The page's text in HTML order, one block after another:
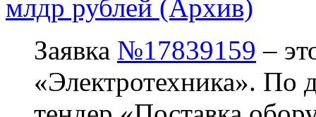
млдр рублей (Архив)
Заявка №17839159 –
«Электротехника». По